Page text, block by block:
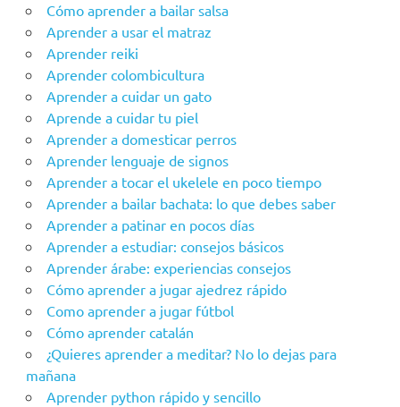
Cómo aprender a bailar salsa
Aprender a usar el matraz
Aprender reiki
Aprender colombicultura
Aprender a cuidar un gato
Aprende a cuidar tu piel
Aprender a domesticar perros
Aprender lenguaje de signos
Aprender a tocar el ukelele en poco tiempo
Aprender a bailar bachata: lo que debes saber
Aprender a patinar en pocos días
Aprender a estudiar: consejos básicos
Aprender árabe: experiencias consejos
Cómo aprender a jugar ajedrez rápido
Como aprender a jugar fútbol
Cómo aprender catalán
¿Quieres aprender a meditar? No lo dejas para
mañana
Aprender python rápido y sencillo